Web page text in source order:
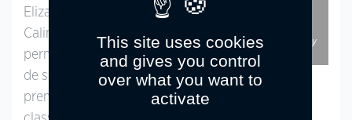
Ingeborg Elizabeth Schou et
obtiennent 74.371 % – ph. Poney
Elizabeth Schou et FS
Calimero. La paire
permettait à sa team
de se positionner au
premier rang, et prenait par la même la tête du
This site uses cookies
and gives you control
over what you want to
activate